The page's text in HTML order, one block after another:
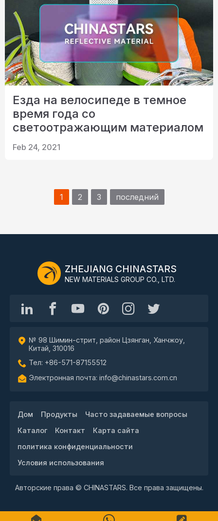
Езда на велосипеде в темное
время года со
светоотражающим материалом
Feb 24, 2021
1 2 3 последний
ZHEJIANG CHINASTARS
NEW MATERIALS GROUP CO., LTD.
№ 98 Шимин-стрит, район Цзянган, Ханчжоу,
Китай, 310016
Тел: +86-571-87155512
Электронная почта: info@chinastars.com.cn
Дом Продукты
Часто задаваемые вопросы
Каталог
Контакт
Карта сайта
политика конфиденциальности
Условия использования
Авторские права © CHINASTARS. Все права защищены.